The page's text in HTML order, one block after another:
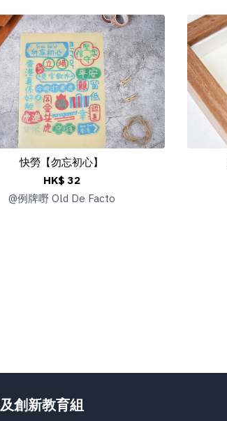
快勞【勿忘初心】
HK$ 32
@例牌嘢 Old De Facto
創新教育組